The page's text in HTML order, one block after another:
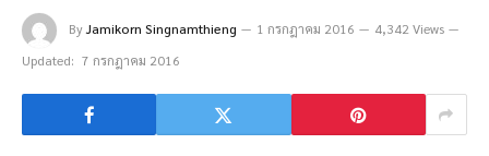
ByJamikorn Singnamthieng 1 กรกฎาคม 2016
4,342 Views
Updated: 7 กรกฎาคม 2016